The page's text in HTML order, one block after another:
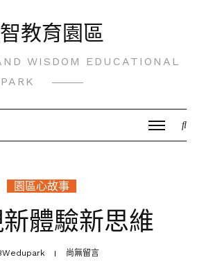
教育園區
WISDOM EDUCATIONAL
PARK
園區心故事
體驗新思維
尚無留言